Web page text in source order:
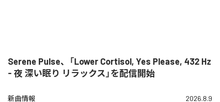
Serene Pulse、「Lower Cortisol, Yes Please, 432 Hz
- 夜 深い眠り リラックス」を配信開始
新曲情報 2026.8.9